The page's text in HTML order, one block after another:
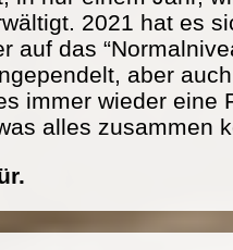
2021 hat es
auf das
aber
immer wieder eine
alles zusammen